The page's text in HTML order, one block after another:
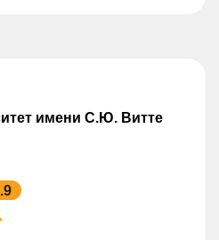
имени С.Ю. Витте